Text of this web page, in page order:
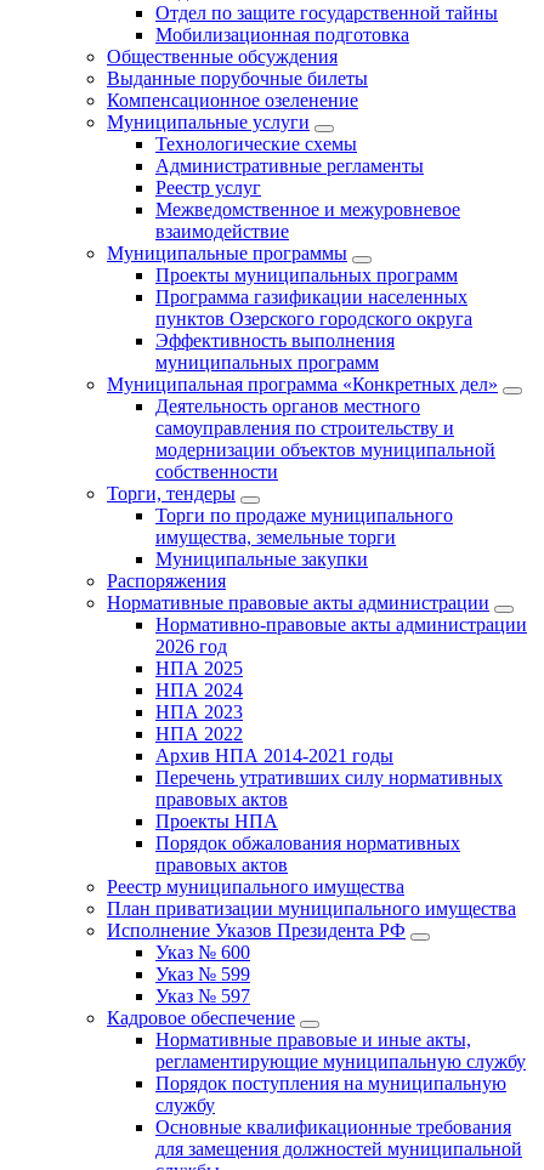
Отдел по защите государственной тайны
Мобилизационная подготовка
Общественные обсуждения
Выданные порубочные билеты
Компенсационное озеленение
Муниципальные услуги
Технологические схемы
Административные регламенты
Реестр услуг
Межведомственное и межуровневое
взаимодействие
Муниципальные программы
Проекты муниципальных программ
Программа газификации населенных
пунктов Озерского городского округа
Эффективность выполнения
муниципальных программ
Муниципальная программа «Конкретных дел»
Деятельность органов местного
самоуправления по строительству и
модернизации объектов муниципальной
собственности
Торги, тендеры
Торги по продаже муниципального
имущества, земельные торги
Муниципальные закупки
Распоряжения
Нормативные правовые акты администрации
Нормативно-правовые акты администрации
2026 год
НПА 2025
НПА 2024
НПА 2023
НПА 2022
Архив НПА 2014-2021 годы
Перечень утративших силу нормативных
правовых актов
Проекты НПА
Порядок обжалования нормативных
правовых актов
Реестр муниципального имущества
План приватизации муниципального имущества
Исполнение Указов Президента РФ
Указ № 600
Указ № 599
Указ № 597
Кадровое обеспечение
Нормативные правовые и иные акты,
регламентирующие муниципальную службу
Порядок поступления на муниципальную
службу
Основные квалификационные требования
для замещения должностей муниципальной